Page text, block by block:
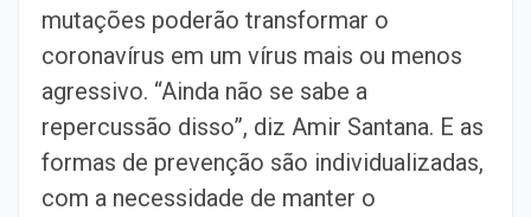
mutações poderão transformar o
coronavírus em um vírus mais ou menos
agressivo. “Ainda não se sabe a
repercussão disso”, diz Amir Santana. E as
formas de prevenção são individualizadas,
com a necessidade de manter o